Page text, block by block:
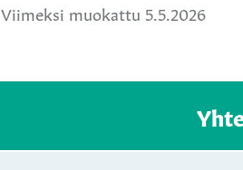
Viimeksi muokattu 5.5.2026